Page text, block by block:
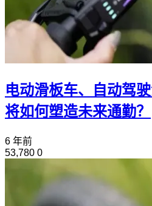
电动滑板车、自动驾
将如何塑造未来通勤？
6 年前
53,780 0